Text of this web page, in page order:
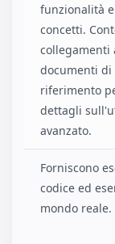
funzionalità e
concetti.
collegamenti
documenti di
riferimento
dettagli
avanzato.
Forniscono
codice ed
mondo reale.